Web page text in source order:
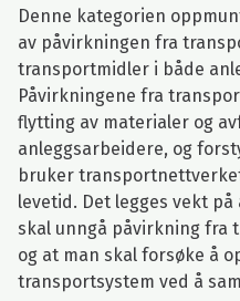
Denne kategorien
av påvirkningen fra
transportmidler i både
Påvirkningene fra
flytting av materialer og
anleggsarbeidere, og
bruker
levetid. Det legges vekt
skal unngå påvirkning fra
og at man skal forsøke å
transportsystem ved å